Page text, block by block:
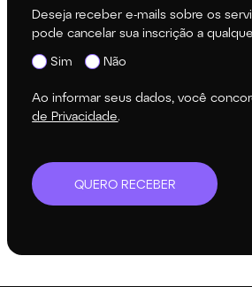
Deseja receber e-mails sobre os
pode cancelar sua inscrição a
Sim
Não
Ao informar seus dados, você
de Privacidade.
QUERO RECEBER